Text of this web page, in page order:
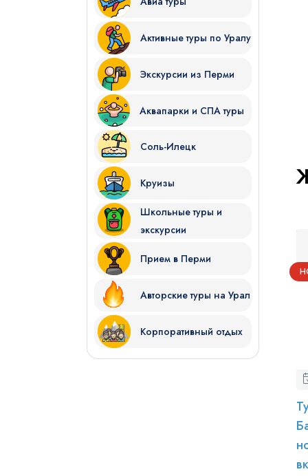
Активные туры по Уралу
Экскурсии из Перми
Аквапарки и СПА туры
Соль-Илецк
Круизы
Школьные туры и
экскурсии
Прием в Перми
Авторские туры на Урал
Корпоративный отдых